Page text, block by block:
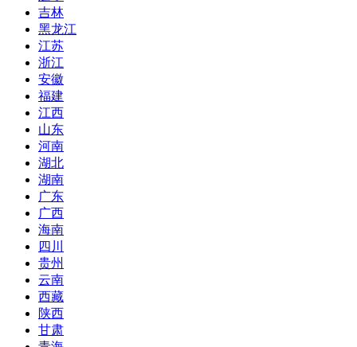
吉林
黑龙江
江苏
浙江
安徽
福建
江西
山东
河南
湖北
湖南
广东
广西
海南
四川
贵州
云南
西藏
陕西
甘肃